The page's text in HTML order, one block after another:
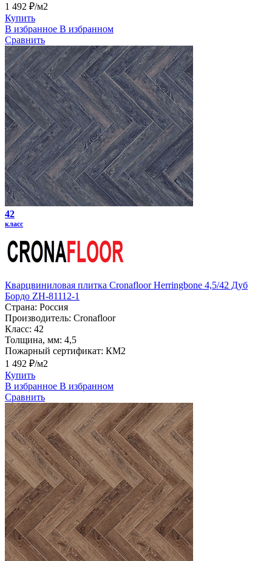
1 492 ₽/м2
Купить
В избранное В избранном
Сравнить
42
класс
Кварцвиниловая плитка Cronafloor Herringbone 4,5/42 Дуб
Бордо ZH-81112-1
Страна: Россия
Производитель: Cronafloor
Класс: 42
Толщина, мм: 4,5
Пожарный сертификат: КМ2
1 492 ₽/м2
Купить
В избранное В избранном
Сравнить